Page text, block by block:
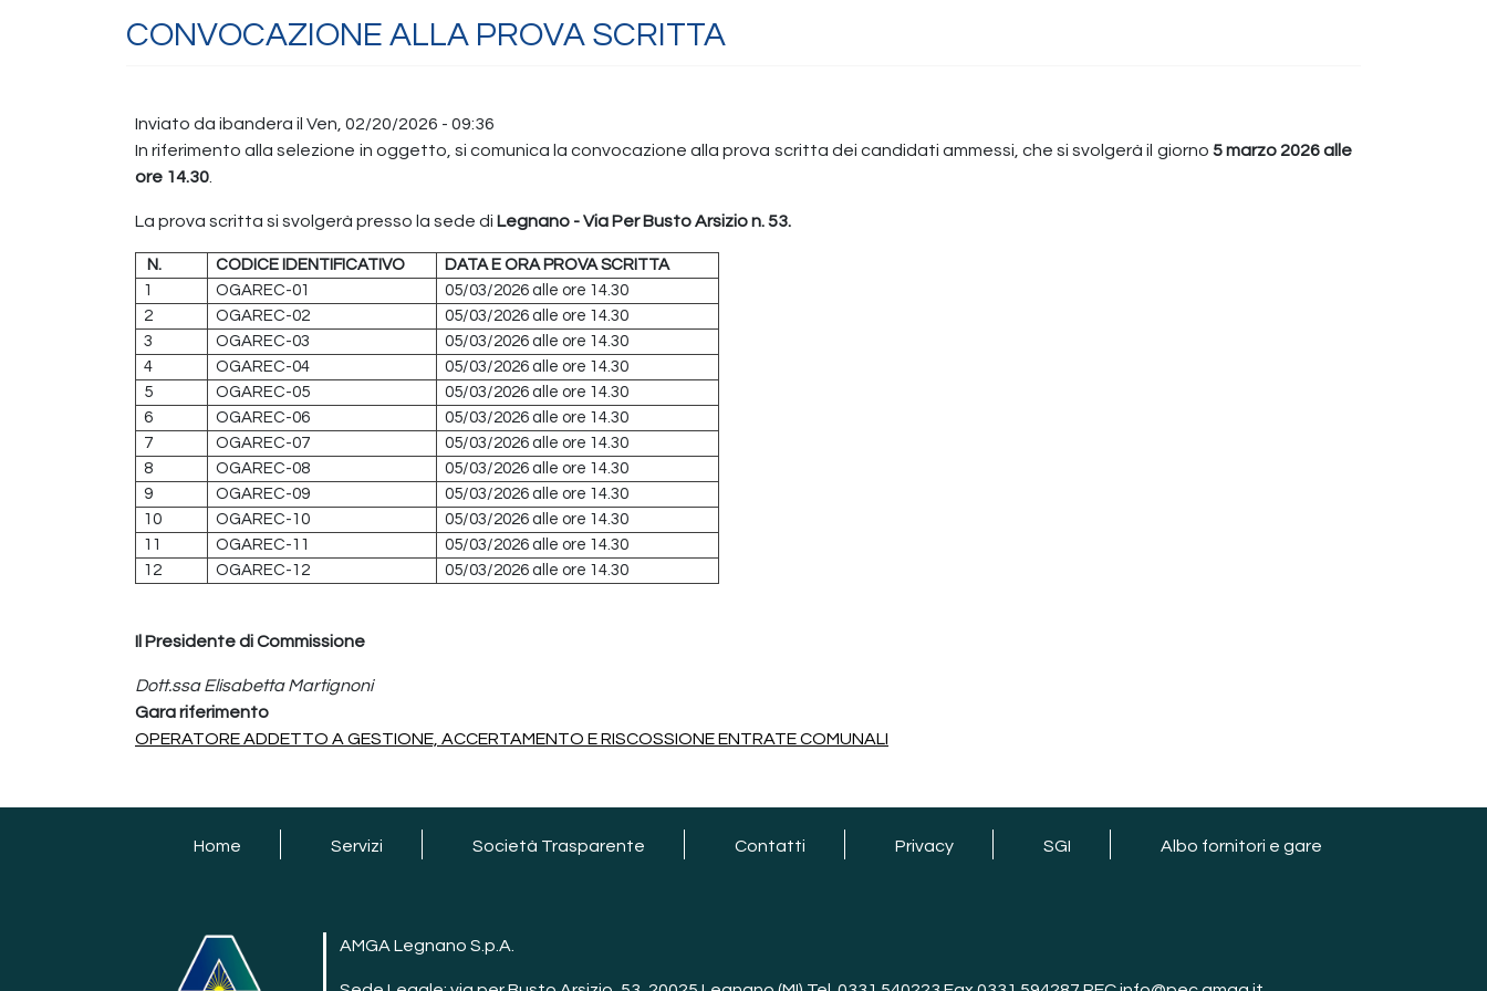
CONVOCAZIONE ALLA PROVA SCRITTA
Inviato da ibandera il Ven, 02/20/2026 - 09:36
In riferimento alla selezione in oggetto, si comunica la convocazione alla prova scritta dei candidati ammessi, che si svolgerà il giorno 5 marzo 2026 alle
ore 14.30
La prova scritta si svolgerà presso la sede di Legnano - Via Per Busto Arsizio n. 53.
N. CODICE IDENTIFICATIVO
DATA E ORA PROVA SCRITTA
1
OGAREC-01
05/03/2026 alle ore 14.30
2
OGAREC-02
05/03/2026 alle ore 14.30
3
OGAREC-03
05/03/2026 alle ore 14.30
4
OGAREC-04
05/03/2026 alle ore 14.30
5
OGAREC-05
05/03/2026 alle ore 14.30
6
OGAREC-06
05/03/2026 alle ore 14.30
7
OGAREC-07
05/03/2026 alle ore 14.30
8
OGAREC-08
05/03/2026 alle ore 14.30
9
OGAREC-09
05/03/2026 alle ore 14.30
10
OGAREC-10
05/03/2026 alle ore 14.30
11
OGAREC-11
05/03/2026 alle ore 14.30
12
OGAREC-12 05/03/2026 alle ore 14.30
Il Presidente di Commissione
Dott.ssa Elisabetta Martignoni
Gara riferimento
OPERATORE ADDETTO A GESTIONE, ACCERTAMENTO E RISCOSSIONE ENTRATE COMUNALI
Home Servizi Società Trasparente Contatti Privacy SGI Albo fornitori e gare
AMGA Legnano S.p.A.